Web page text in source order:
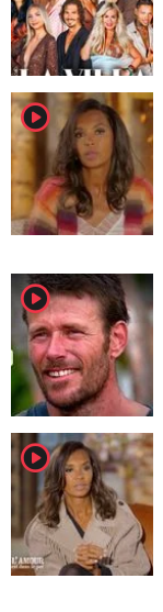
player2
player2
player2